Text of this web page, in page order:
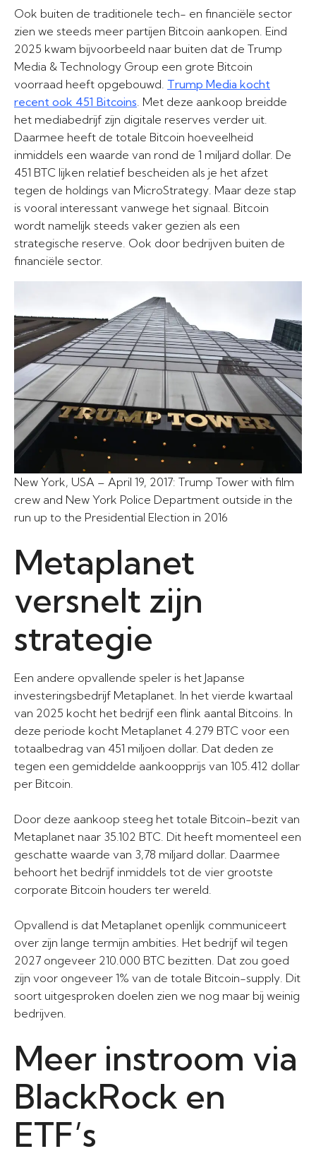
Ook buiten de traditionele tech- en financiële sector
zien we steeds meer partijen Bitcoin aankopen. Eind
2025 kwam bijvoorbeeld naar buiten dat de Trump
Media & Technology Group een grote Bitcoin
voorraad heeft opgebouwd. Trump Media kocht
recent ook 451 Bitcoins. Met deze aankoop breidde
het mediabedrijf zijn digitale reserves verder uit.
Daarmee heeft de totale Bitcoin hoeveelheid
inmiddels een waarde van rond de 1 miljard dollar. De
451 BTC lijken relatief bescheiden als je het afzet
tegen de holdings van MicroStrategy. Maar deze stap
is vooral interessant vanwege het signaal. Bitcoin
wordt namelijk steeds vaker gezien als een
strategische reserve. Ook door bedrijven buiten de
financiële sector.
New York, USA – April 19, 2017: Trump Tower with film
crew and New York Police Department outside in the
run up to the Presidential Election in 2016
Metaplanet
versnelt zijn
strategie
Een andere opvallende speler is het Japanse
investeringsbedrijf Metaplanet. In het vierde kwartaal
van 2025 kocht het bedrijf een flink aantal Bitcoins. In
deze periode kocht Metaplanet 4.279 BTC voor een
totaalbedrag van 451 miljoen dollar. Dat deden ze
tegen een gemiddelde aankoopprijs van 105.412 dollar
per Bitcoin.
Door deze aankoop steeg het totale Bitcoin-bezit van
Metaplanet naar 35.102 BTC. Dit heeft momenteel een
geschatte waarde van 3,78 miljard dollar. Daarmee
behoort het bedrijf inmiddels tot de vier grootste
corporate Bitcoin houders ter wereld.
Opvallend is dat Metaplanet openlijk communiceert
over zijn lange termijn ambities. Het bedrijf wil tegen
2027 ongeveer 210.000 BTC bezitten. Dat zou goed
zijn voor ongeveer 1% van de totale Bitcoin-supply. Dit
soort uitgesproken doelen zien we nog maar bij weinig
bedrijven.
Meer instroom via
BlackRock en
ETF’s